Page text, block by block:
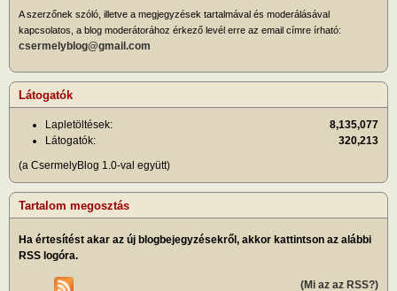
A szerzőnek szóló, illetve a megjegyzések tartalmával és moderálásával
kapcsolatos, a blog moderátorához érkező levél erre az email címre írható:
csermelyblog@gmail.com
Látogatók
Lapletöltések:
8,135,077
Látogatók:
320,213
(a CsermelyBlog 1.0-val együtt)
Tartalom megosztás
Ha értesítést akar az új blogbejegyzésekről, akkor kattintson az alábbi
RSS logóra.
(Mi az az RSS?)